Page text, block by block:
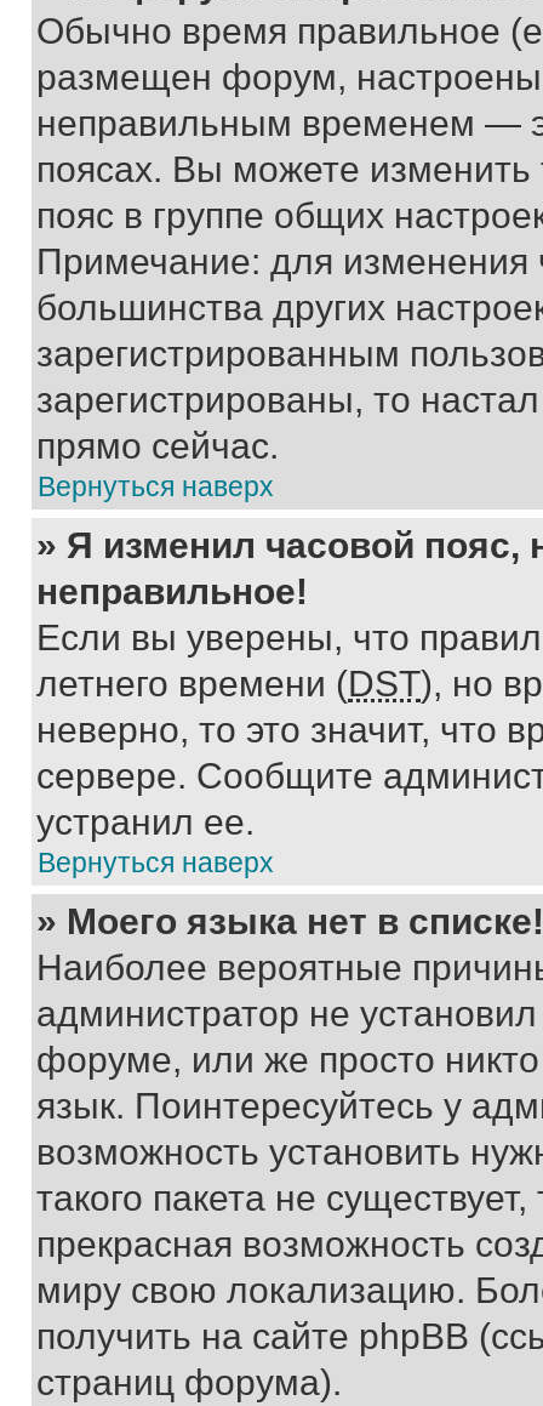
Обычно время правильное
размещен форум, настроены
неправильным временем —
поясах. Вы можете изменить
пояс в группе общих
Примечание: для изменения
большинства других
зарегистрированным
зарегистрированы, то
прямо сейчас.
Вернуться наверх
» Я изменил часовой пояс,
неправильное!
Если вы уверены, что
летнего времени (DST), но
неверно, то это значит, что
сервере. Сообщите
устранил ее.
Вернуться наверх
» Моего языка нет в списке!
Наиболее вероятные
администратор не
форуме, или же просто
язык. Поинтересуйтесь у
возможность установить
такого пакета не
прекрасная возможность
миру свою локализацию.
получить на сайте phpBB
страниц форума).